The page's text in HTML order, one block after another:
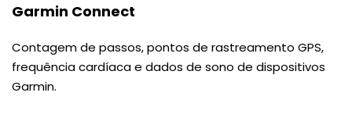
Garmin Connect
Contagem de passos, pontos de rastreamento GPS,
frequência cardíaca e dados de sono de dispositivos
Garmin.